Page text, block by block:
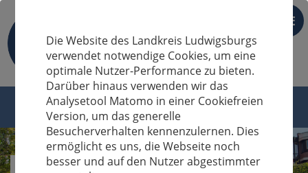
DE
Die Website des Landkreis Ludwigsburgs
verwendet notwendige Cookies, um eine
optimale Nutzer-Performance zu bieten.
Darüber hinaus verwenden wir das
Analysetool Matomo in einer Cookiefreien
Version, um das generelle
Besucherverhalten kennenzulernen. Dies
ermöglicht es uns, die Webseite noch
besser und auf den Nutzer abgestimmter